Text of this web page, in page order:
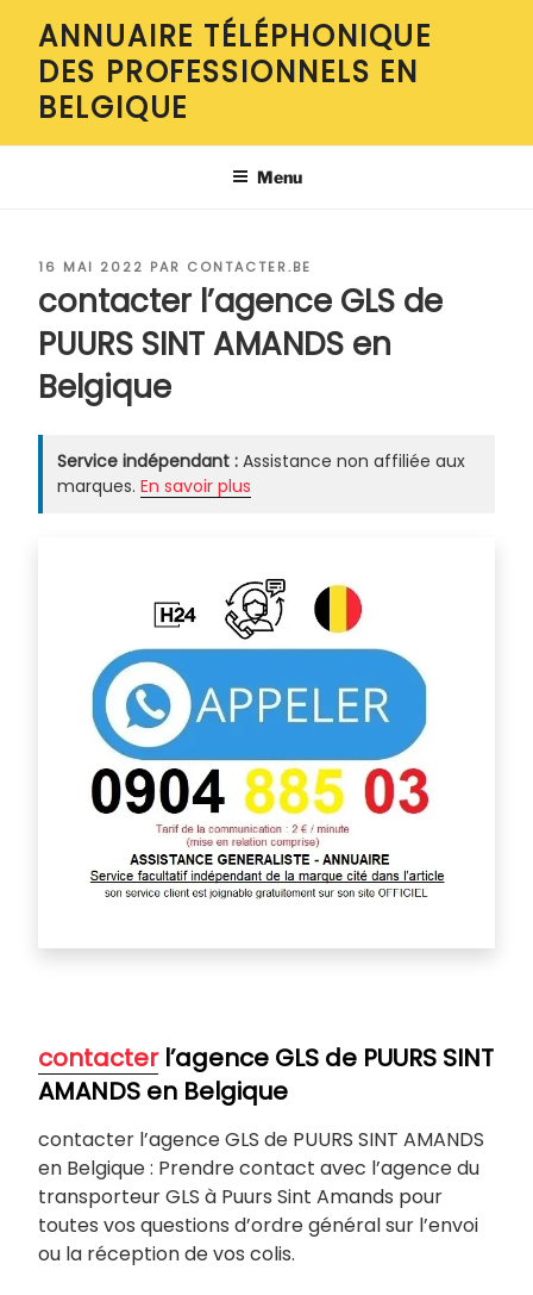
contenu
principal
ANNUAIRE TÉLÉPHONIQUE
DES PROFESSIONNELS EN
BELGIQUE
Menu
PUBLIÉ
16 MAI 2022 PAR CONTACTER.BE
contacter l’agence GLS de
PUURS SINT AMANDS en
Belgique
Service indépendant : Assistance non affiliée aux
marques. En savoir plus
contacterl’agence GLS de PUURS SINT
AMANDS en Belgique
contacter l’agence GLS de PUURS SINT AMANDS
en Belgique : Prendre contact avec l’agence du
transporteur GLS à Puurs Sint Amands pour
toutes vos questions d’ordre général sur l’envoi
ou la réception de vos colis.